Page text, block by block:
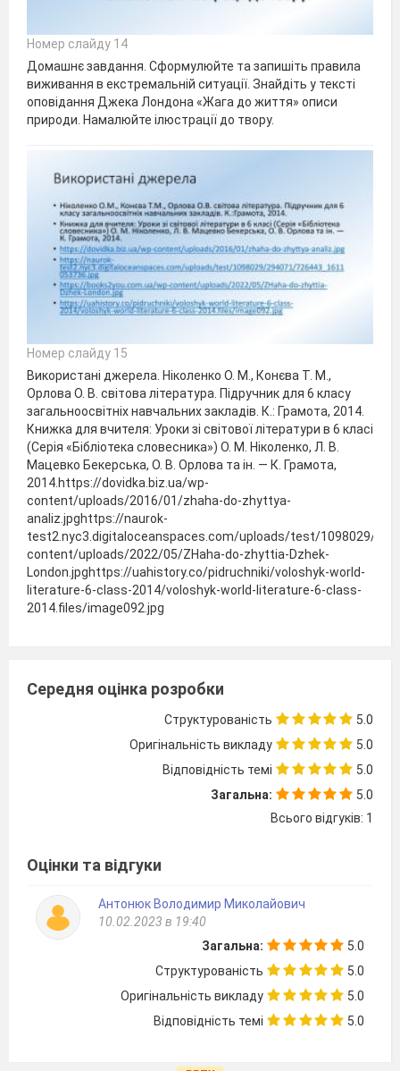
Номер слайду 14
Домашнє завдання. Сформулюйте та запишіть правила
виживання в екстремальній ситуації. Знайдіть у тексті
оповідання Джека Лондона «Жага до життя» описи
природи. Намалюйте ілюстрації до твору.
Номер слайду 15
Використані джерела. Ніколенко О. М., Конєва Т. М.,
Орлова О. В. світова література. Підручник для 6 класу
загальноосвітніх навчальних закладів. К.: Грамота, 2014.
Книжка для вчителя: Уроки зі світової літератури в 6 класі
(Серія «Бібліотека словесника») О. М. Ніколенко, Л. В.
Мацевко Бекерська, О. В. Орлова та ін. — К. Грамота,
2014.https://dovidka.biz.ua/wp-
content/uploads/2016/01/zhaha-do-zhyttya-
analiz.jpghttps://naurok-
test2.nyc3.digitaloceanspaces.com/uploads/test/1098029/
content/uploads/2022/05/ZHaha-do-zhyttia-Dzhek-
London.jpghttps://uahistory.co/pidruchniki/voloshyk-world-
literature-6-class-2014/voloshyk-world-literature-6-class-
2014.files/image092.jpg
Середня оцінка розробки
Структурованість
5.0
Оригінальність викладу
5.0
Відповідність темі
5.0
Загальна:
5.0
Всього відгуків: 1
Оцінки та відгуки
Антонюк Володимир Миколайович
10.02.2023 в 19:40
Загальна:
5.0
Структурованість
5.0
Оригінальність викладу
5.0
Відповідність темі
5.0